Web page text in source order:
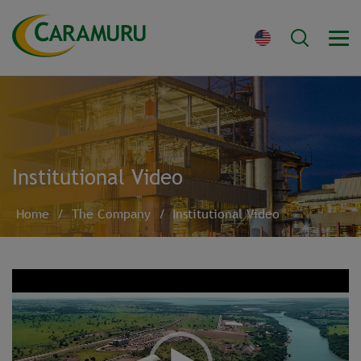
Institutional Video
Home / The Company / Institutional Video
Player